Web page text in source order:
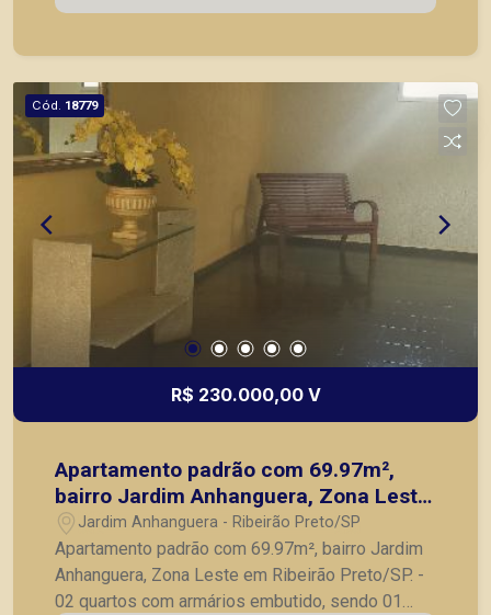
em locação, vendas de imóveis prontos, usados
Cód. 18779
R$ 230.000,00 V
Apartamento padrão com 69.97m²,
bairro Jardim Anhanguera, Zona Leste
em Ribeirão Preto/SP.
Jardim Anhanguera - Ribeirão Preto/SP
Apartamento padrão com 69.97m², bairro Jardim
Anhanguera, Zona Leste em Ribeirão Preto/SP. -
02 quartos com armários embutido, sendo 01